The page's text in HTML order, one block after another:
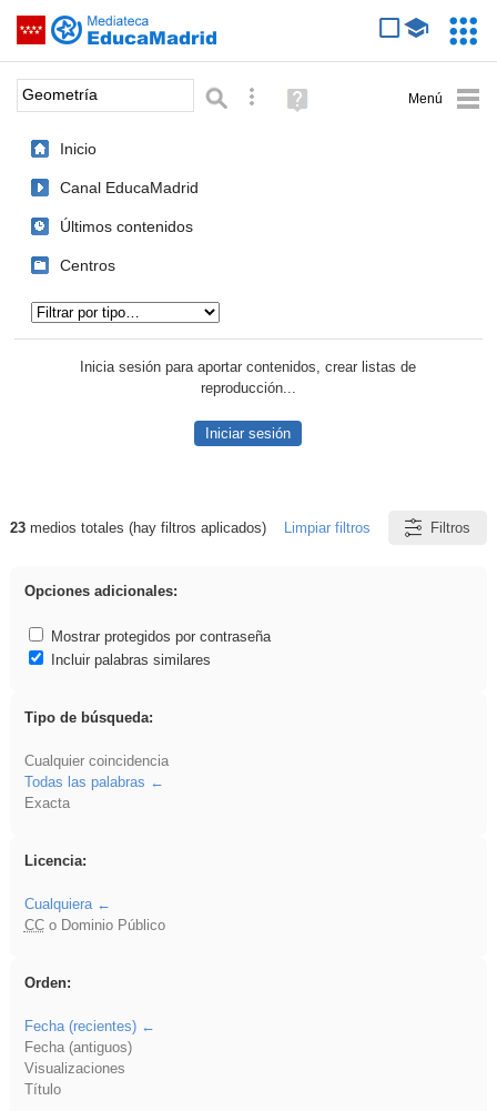
Saltar navegación
Palabra o frase: Búsqueda avanzada
Ayuda
(en
Inicio
Canal EducaMadrid
Últimos contenidos
Centros
Inicia sesión para aportar contenidos, crear listas de
reproducción...
Iniciar sesión
Resultados de: Geometría
23medios totales (hay filtros aplicados) Limpiar filtros Filtros
Opciones adicionales:
Mostrar protegidos por contraseña
Incluir palabras similares
Tipo de búsqueda:
Cualquier coincidencia
Todas las palabras
Exacta
Licencia:
Cualquiera
CCo Dominio Público
Orden:
Fecha (recientes)
Fecha (antiguos)
Visualizaciones
Título